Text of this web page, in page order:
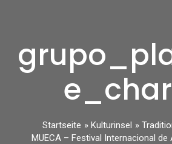
Startseite Kulturinsel
MUECA – Festival Internacional de